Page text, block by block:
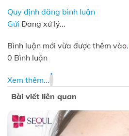
Quy định đăng bình luận
Gửi Đang xử lý...
Bình luận mới vừa được thêm vào.
0 Bình luận
Xem thêm...
Bài viết liên quan